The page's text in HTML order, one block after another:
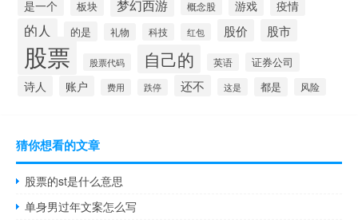
是一个
板块 梦幻西游 概念股 游戏 疫情
的人 的是 礼物 科技 红包 股价 股市
股票 股票代码 自己的 英语 证券公司
诗人 账户 费用 跌停 还不 这是 都是 风险
猜你想看的文章
股票的st是什么意思
单身男过年文案怎么写